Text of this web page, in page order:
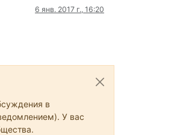
6 янв. 2017 г., 16:20
в
У вас